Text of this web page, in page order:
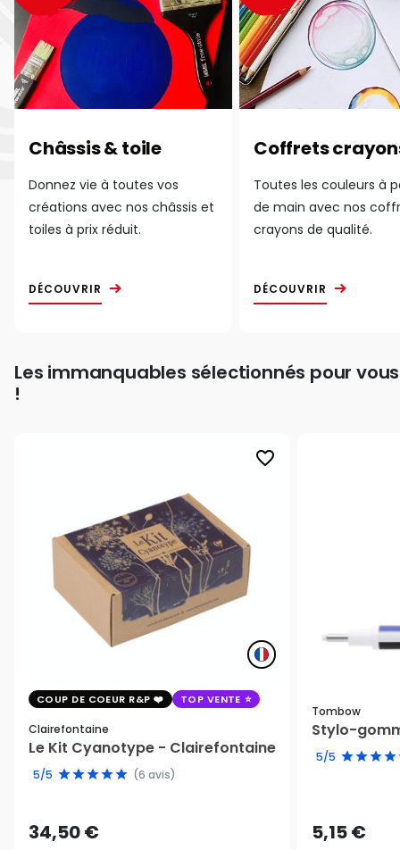
Châssis & toile
Donnez vie à toutes vos
créations avec nos châssis et
toiles à prix réduit.
DÉCOUVRIR
Coffrets
Toutes les couleurs à
de main avec nos
crayons de qualité.
DÉCOUVRIR
Les immanquables sélectionnés pour vous
!
favorite_border
COUP DE COEUR R&P TOP VENTE
Clairefontaine
Le Kit Cyanotype - Clairefontaine
5/5 (6 avis)
34,50 €
Tombow
Stylo-
5/5
5,15 €